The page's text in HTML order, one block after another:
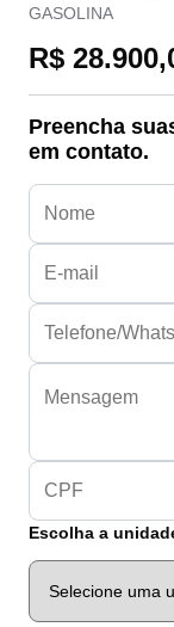
GASOLINA
R$
Preencha
em contato.
Escolha a